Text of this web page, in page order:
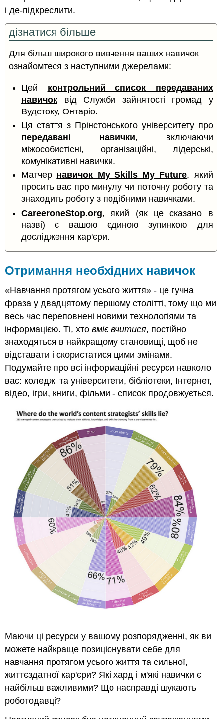
і де-підкреслити.
дізнатися більше
Для більш широкого вивчення ваших навичок
ознайомтеся з наступними джерелами:
Цей контрольний список передаваних
навичок від Служби зайнятості громад у
Вудстоку, Онтаріо.
Ця стаття з Прінстонського університету про
передавані навички, включаючи
міжособистісні, організаційні, лідерські,
комунікативні навички.
Матчер навичок My Skills My Future, який
просить вас про минулу чи поточну роботу та
знаходить роботу з подібними навичками.
CareeroneStop.org, який (як це сказано в
назві) є вашою єдиною зупинкою для
дослідження кар'єри.
Отримання необхідних навичок
«Навчання протягом усього життя» - це гучна
фраза у двадцятому першому столітті, тому що ми
весь час переповнені новими технологіями та
інформацією. Ті, хтовміє вчитися, постійно
знаходяться в найкращому становищі, щоб не
відставати і скористатися цими змінами.
Подумайте про всі інформаційні ресурси навколо
вас: коледжі та університети, бібліотеки, Інтернет,
відео, ігри, книги, фільми - список продовжується.
Маючи ці ресурси у вашому розпорядженні, як ви
можете найкраще позиціонувати себе для
навчання протягом усього життя та сильної,
життєздатної кар'єри? Які хард і м'які навички є
найбільш важливими? Що насправді шукають
роботодавці?